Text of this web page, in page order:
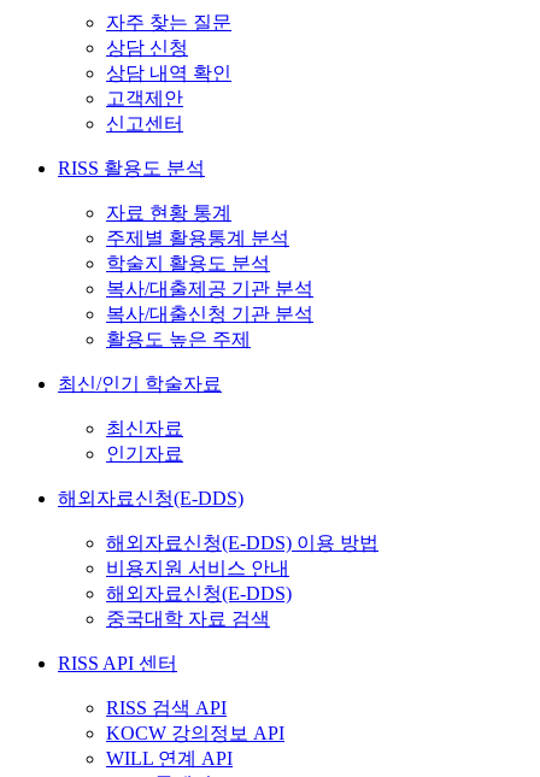
자주 찾는 질문
상담 신청
상담 내역 확인
고객제안
신고센터
RISS 활용도 분석
자료 현황 통계
주제별 활용통계 분석
학술지 활용도 분석
복사/대출제공 기관 분석
복사/대출신청 기관 분석
활용도 높은 주제
최신/인기 학술자료
최신자료
인기자료
해외자료신청(E-DDS)
해외자료신청(E-DDS) 이용 방법
비용지원 서비스 안내
해외자료신청(E-DDS)
중국대학 자료 검색
RISS API 센터
RISS 검색 API
KOCW 강의정보 API
WILL 연계 API